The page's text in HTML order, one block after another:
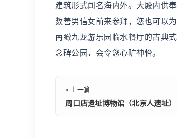
建筑形式闻名海内外。大殿内供
数善男信女前来参拜，您也可以
南瞰九龙游乐园临水餐厅的古典
念碑公园，会令您心旷神怡。
« 上一篇
周口店遗址博物馆（北京人遗址）